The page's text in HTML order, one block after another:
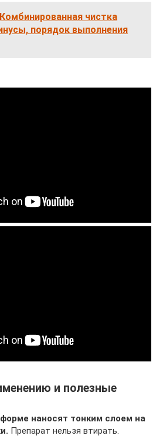
Комбинированная чистка
порядок выполнения
и полезные
наносят тонким слоем на
Препарат нельзя втирать.